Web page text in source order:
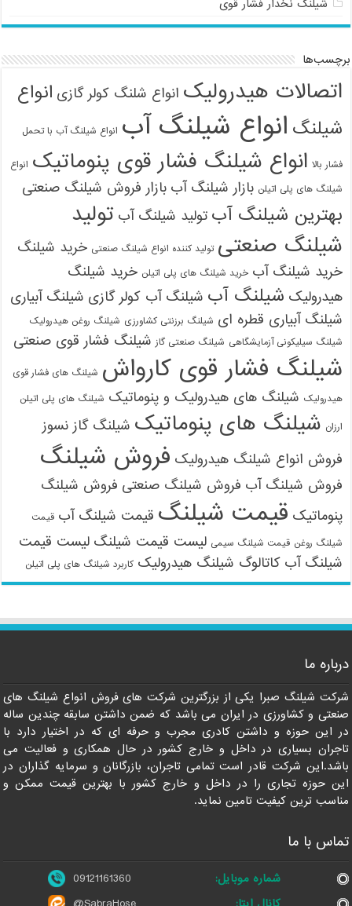
شیلنگ نخدار فشار قوی
برچسب‌ها
اتصالات هیدرولیک انواع شلنگ کولر گازی انواع
شیلنگ انواع شیلنگ آب انواع شیلنگ آب با تحمل
فشار بالا انواع شیلنگ فشار قوی پنوماتیک انواع
شیلنگ های پلی اتیلن بازار شیلنگ آب بازار فروش شیلنگ صنعتی
بهترین شیلنگ آب تولید شیلنگ آب تولید
شیلنگ صنعتی تولید کننده انواع شیلنگ صنعتی خرید شیلنگ
خرید شیلنگ آب خرید شیلنگ های پلی اتیلن خرید شیلنگ
هیدرولیک شیلنگ آب شیلنگ آب کولر گازی شیلنگ آبیاری
شیلنگ آبیاری قطره ای شیلنگ برزنتی کشاورزی شیلنگ روغن هیدرولیک
شیلنگ سیلیکونی آزمایشگاهی شیلنگ صنعتی گاز شیلنگ فشار قوی صنعتی
شیلنگ فشار قوی کارواش شیلنگ های فشار قوی
هیدرولیک شیلنگ های هیدرولیک و پنوماتیک شیلنگ های پلی اتیلن
ارزان شیلنگ های پنوماتیک شیلنگ گاز نسوز
فروش انواع شیلنگ هیدرولیک فروش شیلنگ
فروش شیلنگ آب فروش شیلنگ صنعتی فروش شیلنگ
پنوماتیک قیمت شیلنگ قیمت شیلنگ آب قیمت
شیلنگ روغن قیمت شیلنگ سیمی لیست قیمت شیلنگ لیست قیمت
شیلنگ آب کاتالوگ شیلنگ هیدرولیک کاربرد شیلنگ های پلی اتیلن
درباره ما
شرکت شیلنگ صبرا یکی از بزرگترین شرکت های فروش انواع شیلنگ های
صنعتی و کشاورزی در ایران می باشد که ضمن داشتن سابقه چندین ساله
در این حوزه و داشتن کادری مجرب و حرفه ای که در اختیار دارد با
تاجران بسیاری در داخل و خارج کشور در حال همکاری و فعالیت می
باشد.این شرکت قادر است تمامی تاجران، بازرگانان و سرمایه گذاران در
این حوزه تجاری را در داخل و خارج کشور با بهترین قیمت ممکن و
مناسب ترین کیفیت تامین نماید.
تماس با ما
شماره موبایل:
09121161360